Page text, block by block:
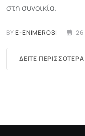
στη συνοικία.
BYE-ENIMEROSI
ΔΕΊΤΕ ΠΕΡΙΣΣΌΤΕΡΑ